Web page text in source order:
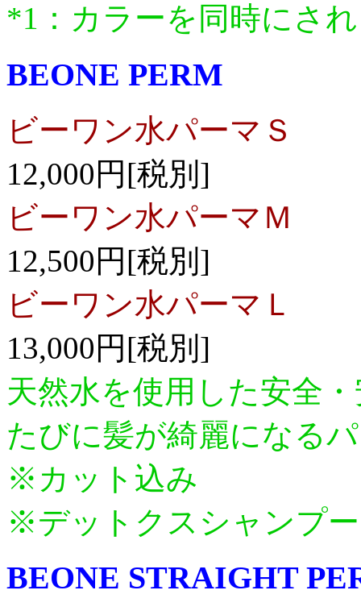
*1：カラーを同時にさ
BEONE PERM
ビーワン水パーマＳ
12,000円[税別]
ビーワン水パーマＭ
12,500円[税別]
ビーワン水パーマＬ
13,000円[税別]
天然水を使用した安全
たびに髪が綺麗になる
※カット込み
※デットクスシャンプ
BEONE STRAIGHT